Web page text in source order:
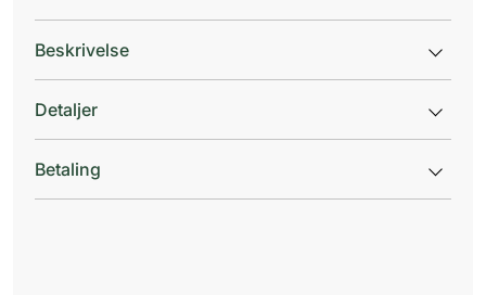
Beskrivelse
Detaljer
Betaling